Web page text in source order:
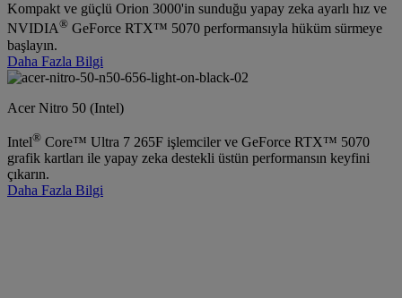
Kompakt ve güçlü Orion 3000'in sunduğu yapay zeka ayarlı hız ve
NVIDIA® GeForce RTX™ 5070 performansıyla hüküm sürmeye
başlayın.
Daha Fazla Bilgi
Acer Nitro 50 (Intel)
Intel® Core™ Ultra 7 265F işlemciler ve GeForce RTX™ 5070
grafik kartları ile yapay zeka destekli üstün performansın keyfini
çıkarın.
Daha Fazla Bilgi